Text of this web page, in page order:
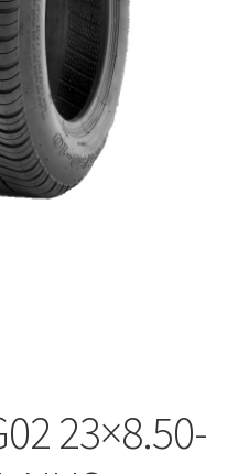
23×8.50-